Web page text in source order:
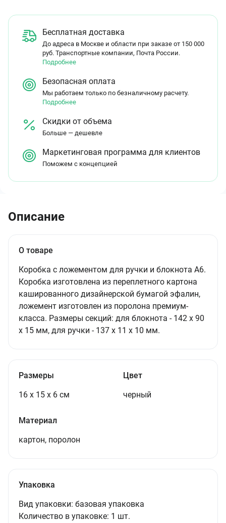
Бесплатная доставка
До адреса в Москве и области при заказе от 150 000
руб. Транспортные компании, Почта России.
Подробнее
Безопасная оплата
Мы работаем только по безналичному расчету.
Подробнее
Скидки от объема
Больше — дешевле
Маркетинговая программа для клиентов
Поможем с концепцией
Описание
О товаре
Коробка с ложементом для ручки и блокнота А6.
Коробка изготовлена из переплетного картона
кашированного дизайнерской бумагой эфалин,
ложемент изготовлен из поролона премиум-
класса. Размеры секций: для блокнота - 142 х 90
х 15 мм, для ручки - 137 х 11 х 10 мм.
Размеры
16 х 15 х 6 см
Цвет
черный
Материал
картон, поролон
Упаковка
Вид упаковки: базовая упаковка
Количество в упаковке: 1 шт.